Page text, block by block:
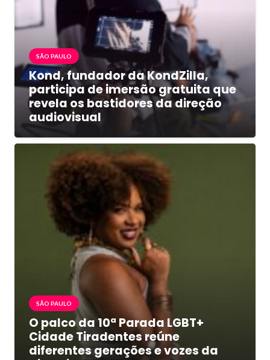
SÃO PAULO
Kond, fundador da KondZilla,
participa de imersão gratuita que
revela os bastidores da direção
audiovisual
SÃO PAULO
O palco da 10ª Parada LGBT+
Cidade Tiradentes reúne
diferentes gerações e vozes da